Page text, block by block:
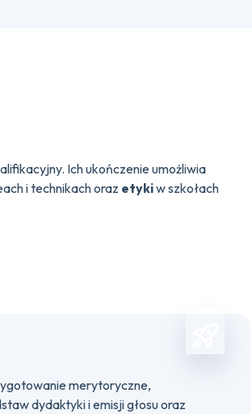
Ich ukończenie umożliwia
i technikach oraz etykiw szkołach
merytoryczne,
dydaktyki i emisji głosu oraz